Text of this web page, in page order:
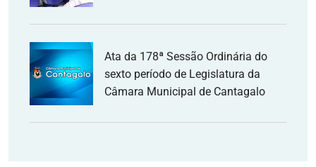
Ata da 178ª Sessão Ordinária do
sexto período de Legislatura da
Câmara Municipal de Cantagalo